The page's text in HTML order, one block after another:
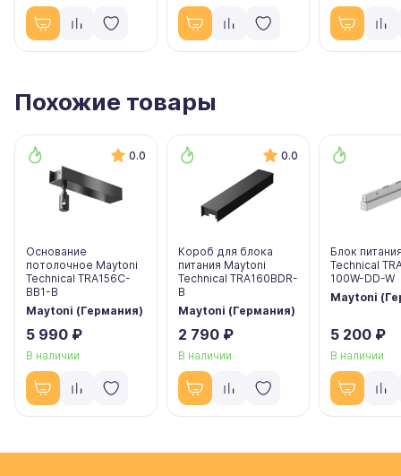
Похожие товары
0.0
Основание
потолочное Maytoni
Technical TRA156C-
BB1-B
Maytoni (Германия)
5 990 ₽
В наличии
0.0
Короб для блока
питания Maytoni
Technical TRA160BDR-
B
Maytoni (Германия)
2 790 ₽
В наличии
Блок
Technical
100W-DD-W
Maytoni
5 200 ₽
В наличии